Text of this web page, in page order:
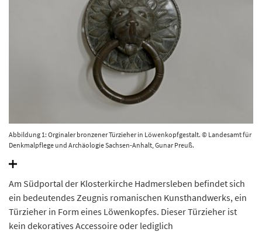
Abbildung 1: Orginaler bronzener Türzieher in Löwenkopfgestalt. © Landesamt für
Denkmalpflege und Archäologie Sachsen-Anhalt, Gunar Preuß.
Am Südportal der Klosterkirche Hadmersleben befindet sich
ein bedeutendes Zeugnis romanischen Kunsthandwerks, ein
Türzieher in Form eines Löwenkopfes. Dieser Türzieher ist
kein dekoratives Accessoire oder lediglich